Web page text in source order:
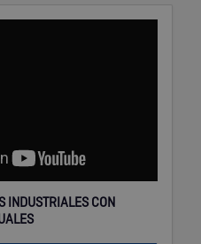
INDUSTRIALES CON